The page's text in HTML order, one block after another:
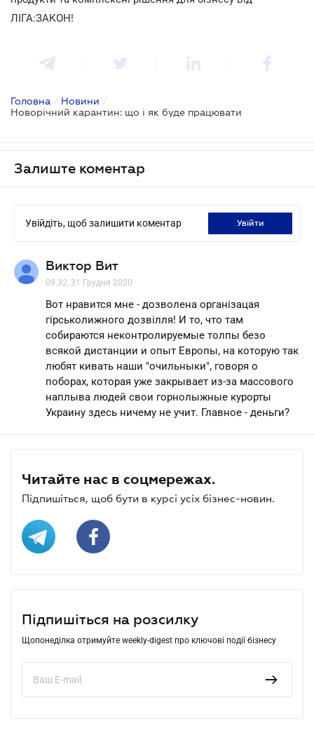
ЛІГА:ЗАКОН!
Головна / Новини /
Новорічний карантин: що і як буде працювати
Залиште коментар
Увійдіть, щоб залишити коментар увійти
Виктор Вит
09.32, 31 Грудня 2020
Вот нравится мне - дозволена організацая
гірськолижного дозвілля! И то, что там
собираются неконтролируемые толпы безо
всякой дистанции и опыт Европы, на которую так
любят кивать наши "очильныки", говоря о
поборах, которая уже закрывает из-за массового
наплыва людей свои горнолыжные курорты
Украину здесь ничему не учит. Главное - деньги?
Читайте нас в соцмережах.
Підпишіться, щоб бути в курсі усіх бізнес-новин.
Підпишіться на розсилку
Щопонеділка отримуйте weekly-digest про ключові події бізнесу